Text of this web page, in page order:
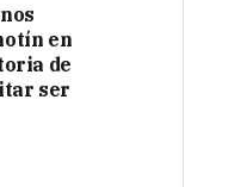
en
de
ser